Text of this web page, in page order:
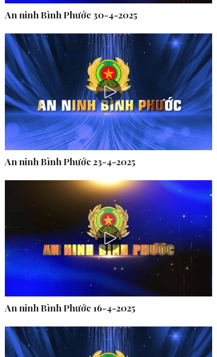
An ninh Bình Phước 30-4-2025
An ninh Bình Phước 23-4-2025
An ninh Bình Phước 16-4-2025